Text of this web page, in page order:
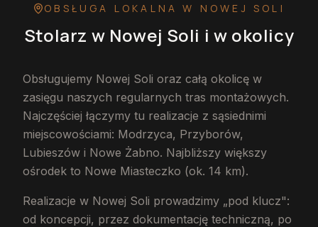
OBSŁUGA LOKALNAW NOWEJ SOLI
Stolarz w Nowej Soli i w okolicy
Obsługujemy Nowej Soli oraz całą okolicę w
zasięgu naszych regularnych tras montażowych.
Najczęściej łączymy tu realizacje z sąsiednimi
miejscowościami: Modrzyca, Przyborów,
Lubieszów i Nowe Żabno. Najbliższy większy
ośrodek to Nowe Miasteczko (ok. 14 km).
Realizacje w Nowej Soli prowadzimy „pod klucz":
od koncepcji, przez dokumentację techniczną, po